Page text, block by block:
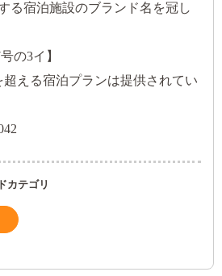
る宿泊施設のブランド名を冠し
の3イ】
超える宿泊プランは提供されてい
カテゴリ